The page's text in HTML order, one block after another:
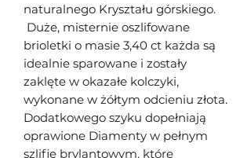
naturalnego Kryształu górskiego.
Duże, misternie oszlifowane
brioletki o masie 3,40 ct każda są
idealnie sparowane i zostały
zaklęte w okazałe kolczyki,
wykonane w żółtym odcieniu złota.
Dodatkowego szyku dopełniają
oprawione Diamenty w pełnym
szlifie brylantowym, które